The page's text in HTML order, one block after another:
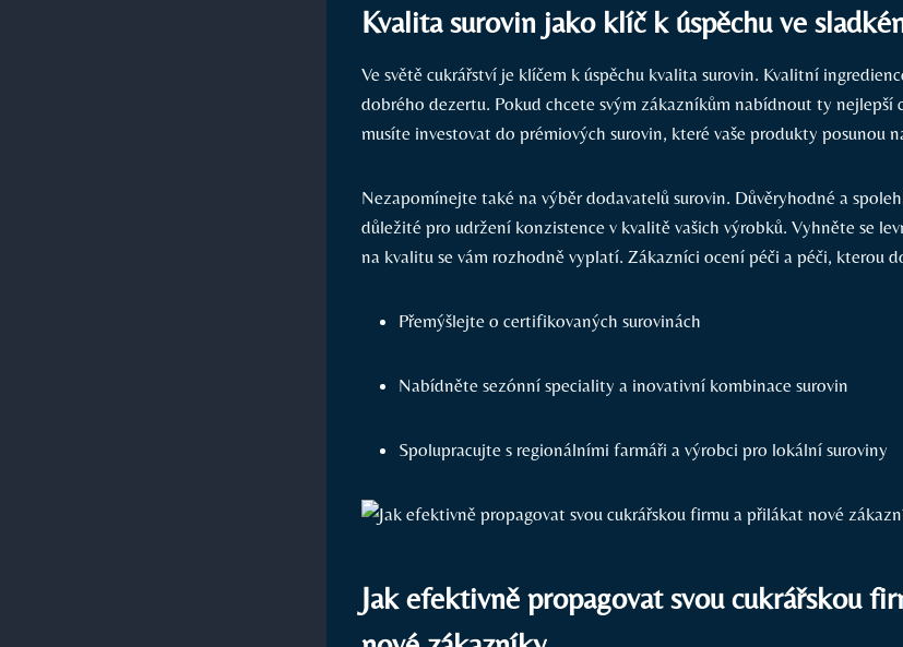
Kvalita surovin jako klíč k úspěchu ve
Ve světě cukrářství je klíčem k úspěchu kvalita surovin. Kvalitní
dobrého dezertu. Pokud chcete svým zákazníkům nabídnout ty nejlepší
musíte investovat do prémiových surovin, které vaše produkty posunou
Nezapomínejte také na výběr dodavatelů surovin. Důvěryhodné a
důležité pro udržení konzistence v kvalitě vašich výrobků. Vyhněte se
na kvalitu se vám rozhodně vyplatí. Zákazníci ocení péči a péči, kterou
Přemýšlejte o certifikovaných surovinách
Nabídněte sezónní speciality a inovativní kombinace surovin
Spolupracujte s regionálními farmáři a výrobci pro lokální suroviny
Jak efektivně propagovat svou cukrářskou